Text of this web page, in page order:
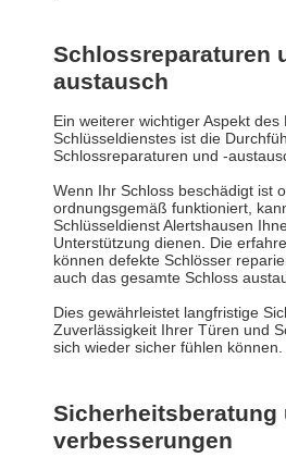
Schlossreparaturen
austausch
Ein weiterer wichtiger Aspekt des
Schlüsseldienstes ist die
Schlossreparaturen und -
Wenn Ihr Schloss beschädigt ist
ordnungsgemäß funktioniert,
Schlüsseldienst Alertshausen
Unterstützung dienen. Die
können defekte Schlösser
auch das gesamte Schloss
Dies gewährleistet langfristige
Zuverlässigkeit Ihrer Türen und
sich wieder sicher fühlen können.
Sicherheitsberatung
verbesserungen